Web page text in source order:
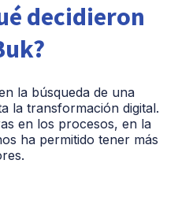
decidieron
la búsqueda de una
la transformación digital.
en los procesos, en la
ha permitido tener más